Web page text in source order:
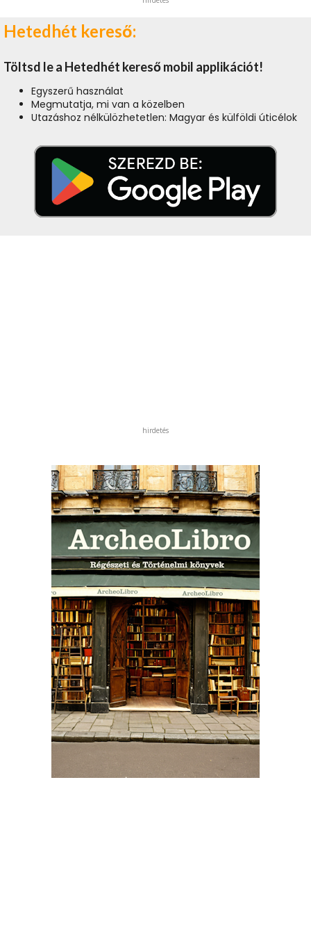
Hetedhét kereső:
Töltsd le a Hetedhét kereső mobil applikációt!
Egyszerű használat
Megmutatja, mi van a közelben
Utazáshoz nélkülözhetetlen: Magyar és külföldi úticélok
hirdetés